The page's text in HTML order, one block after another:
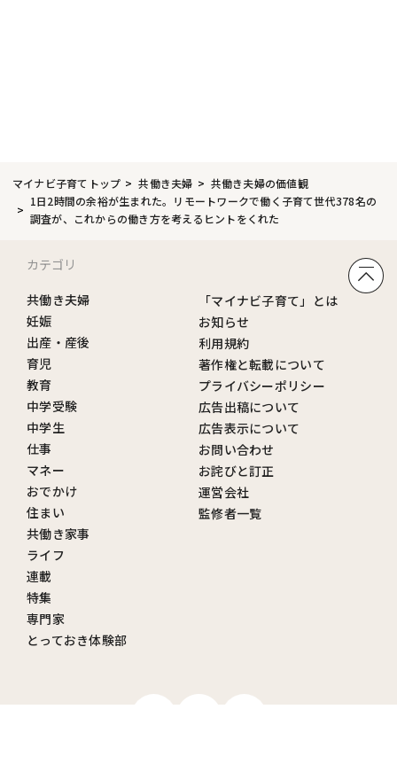
マイナビ子育てトップ 共働き夫婦
共働き夫婦の価値観
1日2時間の余裕が生まれた。リモートワークで働く子育て世代378名の
調査が、これからの働き方を考えるヒントをくれた
カテゴリ
共働き夫婦
妊娠
出産・産後
育児
教育
中学受験
中学生
仕事
マネー
おでかけ
住まい
共働き家事
ライフ
連載
特集
専門家
とっておき体験部
「マイナビ子育て」とは
お知らせ
利用規約
著作権と転載について
プライバシーポリシー
広告出稿について
広告表示について
お問い合わせ
お詫びと訂正
運営会社
監修者一覧